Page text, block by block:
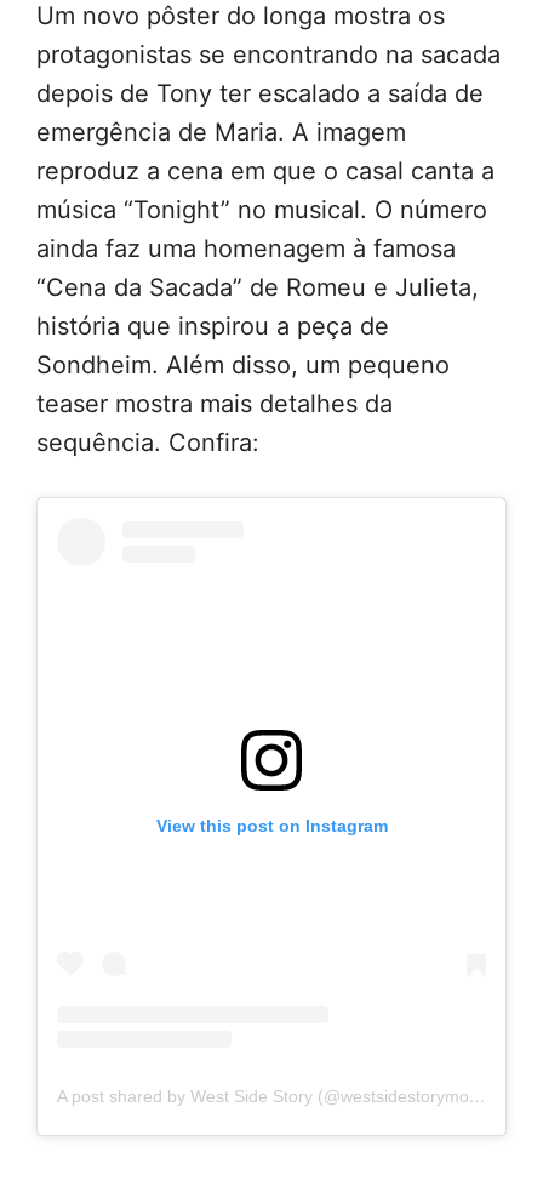
Um novo pôster do longa mostra os
protagonistas se encontrando na sacada
depois de Tony ter escalado a saída de
emergência de Maria. A imagem
reproduz a cena em que o casal canta a
música “Tonight” no musical. O número
ainda faz uma homenagem à famosa
“Cena da Sacada” de Romeu e Julieta,
história que inspirou a peça de
Sondheim. Além disso, um pequeno
teaser mostra mais detalhes da
sequência. Confira:
View this post on Instagram
A post shared by West Side Story (@westsidestorymovie)